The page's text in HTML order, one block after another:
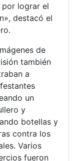
lograr el
destacó el
de
también
a
un
y
botellas y
contra los
Varios
fueron